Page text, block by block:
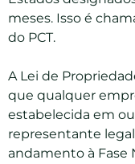
meses. Isso é
do PCT.
A Lei de
que qualquer
estabelecida em
representante
andamento à Fase